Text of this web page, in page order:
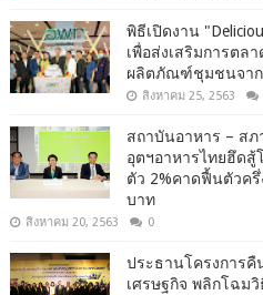
พิธีเปิดงาน
เพื่อส่งเสริมการตล
ผลิตภัณฑ์ชุมชนจาก
สิงหาคม 25, 2563
สถาบันอาหาร – ส
อุตฯอาหารไทยฮึดสู้
ตัว 2%คาดฟื้นตัวค
บาท
สิงหาคม 20, 2563 0
ประธานโครงการ
เศรษฐกิจ พลิกโฉม